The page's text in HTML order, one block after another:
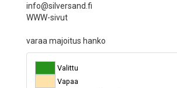
info@silversand.fi
WWW-sivut
varaa majoitus hanko
Valittu
Vapaa